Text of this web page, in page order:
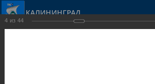
КАЛИНИНГРАД
4 из 44